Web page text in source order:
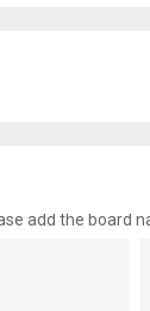
add the board